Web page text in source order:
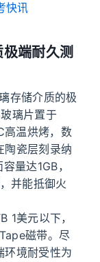
快讯
端耐久测
存储介质的极
璃片置于
温烘烤，数
陶瓷层刻录纳
量达1GB，
并能抵御火
美元以下，
磁带。尽
环境耐受性为